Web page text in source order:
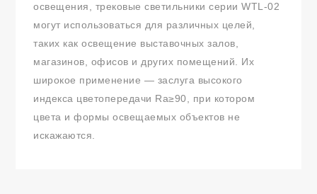
освещения, трековые светильники серии WTL-02
могут использоваться для различных целей,
таких как освещение выставочных залов,
магазинов, офисов и других помещений. Их
широкое применение — заслуга высокого
индекса цветопередачи Ra≥90, при котором
цвета и формы освещаемых объектов не
искажаются.